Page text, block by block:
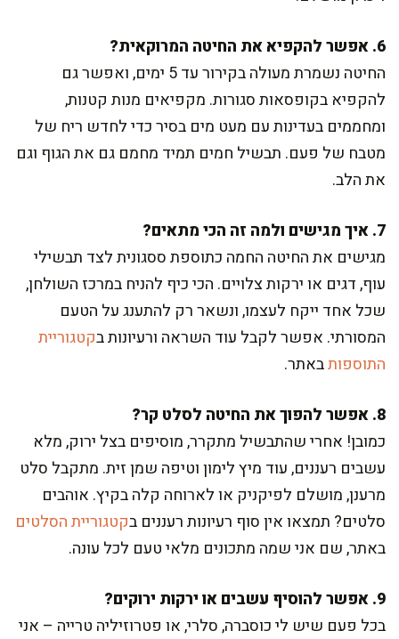
6. אפשר להקפיא את החיטה המרוקאית?
החיטה נשמרת מעולה בקירור עד 5 ימים, ואפשר גם
להקפיא בקופסאות סגורות. מקפיאים מנות קטנות,
ומחממים בעדינות עם מעט מים בסיר כדי לחדש ריח של
מטבח של פעם. תבשיל חמים תמיד מחמם גם את הגוף וגם
את הלב.
7. איך מגישים ולמה זה הכי מתאים?
מגישים את החיטה החמה כתוספת ססגונית לצד תבשילי
עוף, דגים או ירקות צלויים. הכי כיף להניח במרכז השולחן,
שכל אחד ייקח לעצמו, ונשאר רק להתענג על הטעם
המסורתי. אפשר לקבל עוד השראה ורעיונות בקטגוריית
התוספותבאתר.
8. אפשר להפוך את החיטה לסלט קר?
כמובן! אחרי שהתבשיל מתקרר, מוסיפים בצל ירוק, מלא
עשבים רעננים, עוד מיץ לימון וטיפה שמן זית. מתקבל סלט
מרענן, מושלם לפיקניק או לארוחה קלה בקיץ. אוהבים
סלטים? תמצאו אין סוף רעיונות רעננים בקטגוריית הסלטים
באתר, שם אני שמה מתכונים מלאי טעם לכל עונה.
9. אפשר להוסיף עשבים או ירקות ירוקים?
בכל פעם שיש לי כוסברה, סלרי, או פטרוזיליה טרייה – אני